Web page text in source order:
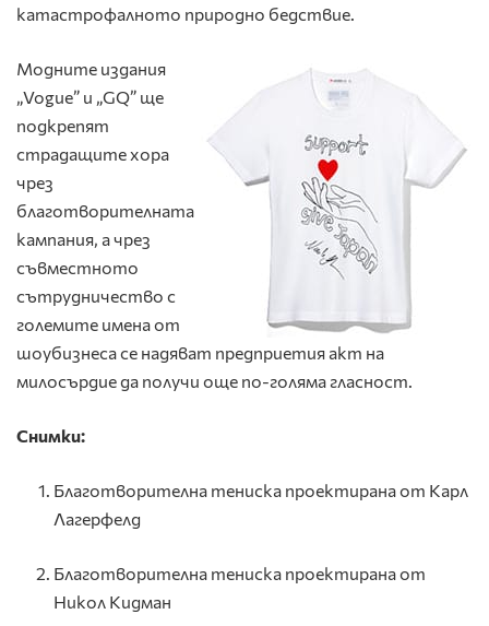
катастрофалното природно бедствие.
Модните издания
„Vogue” и „GQ” ще
подкрепят
страдащите хора
чрез
благотворителната
кампания, а чрез
съвместното
сътрудничество с
големите имена от
шоубизнеса се надяват предприетия акт на
милосърдие да получи още по-голяма гласност.
Снимки:
Благотворителна тениска проектирана от Карл
Лагерфелд
Благотворителна тениска проектирана от
Никол Кидман